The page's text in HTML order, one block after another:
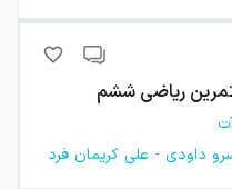
تمرین ریاضی ششم
داودی - علی کریمان فرد